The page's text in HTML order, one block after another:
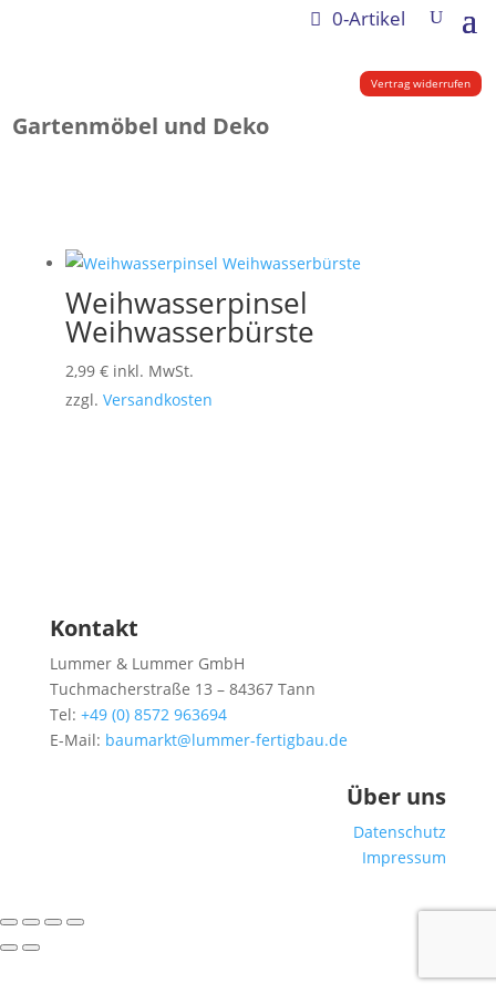
0-Artikel
Vertrag widerrufen
Gartenmöbel und Deko
Weihwasserpinsel
Weihwasserbürste
2,99 € inkl. MwSt.
zzgl. Versandkosten
Kontakt
Lummer & Lummer GmbH
Tuchmacherstraße 13 – 84367 Tann
Tel: +49 (0) 8572 963694
E-Mail: baumarkt@lummer-fertigbau.de
Über uns
Datenschutz
Impressum